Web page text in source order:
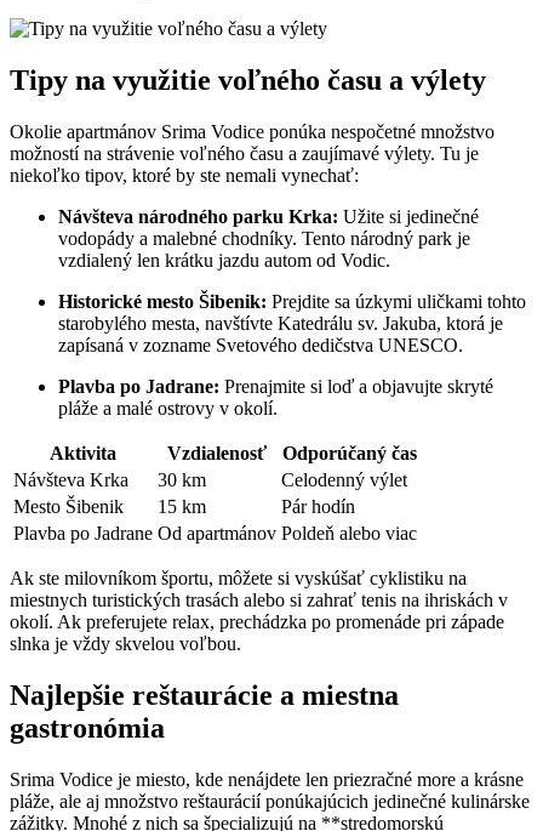
Tipy na využitie voľného času a výlety
Okolie apartmánov Srima Vodice ponúka nespočetné množstvo
možností na strávenie voľného času a zaujímavé výlety. Tu je
niekoľko tipov, ktoré by ste nemali vynechať:
Návšteva národného parku Krka: Užite si jedinečné
vodopády a malebné chodníky. Tento národný park je
vzdialený len krátku jazdu autom od Vodic.
Historické mesto Šibenik: Prejdite sa úzkymi uličkami tohto
starobylého mesta, navštívte Katedrálu sv. Jakuba, ktorá je
zapísaná v zozname Svetového dedičstva UNESCO.
Plavba po Jadrane: Prenajmite si loď a objavujte skryté
pláže a malé ostrovy v okolí.
Aktivita Vzdialenosť
Odporúčaný čas
Návšteva Krka
30 km
Celodenný výlet
Mesto Šibenik
15 km
Pár hodín
Plavba po Jadrane Od apartmánov Poldeň alebo viac
Ak ste milovníkom športu, môžete si vyskúšať cyklistiku na
miestnych turistických trasách alebo si zahrať tenis na ihriskách v
okolí. Ak preferujete relax, prechádzka po promenáde pri západe
slnka je vždy skvelou voľbou.
Najlepšie reštaurácie a miestna
gastronómia
Srima Vodice je miesto, kde nenájdete len priezračné more a krásne
pláže, ale aj množstvo reštaurácií ponúkajúcich jedinečné kulinárske
zážitky. Mnohé z nich sa špecializujú na **stredomorskú